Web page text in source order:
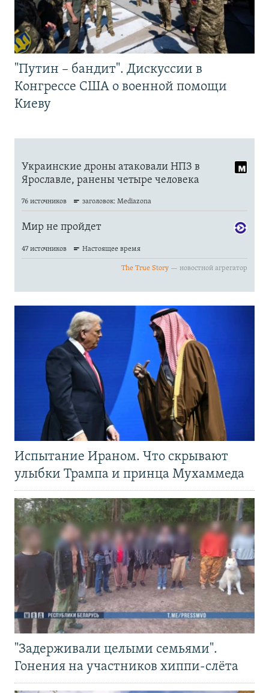
"Путин – бандит". Дискуссии в
Конгрессе США о военной помощи
Киеву
Испытание Ираном. Что скрывают
улыбки Трампа и принца Мухаммеда
"Задерживали целыми семьями".
Гонения на участников хиппи-слёта